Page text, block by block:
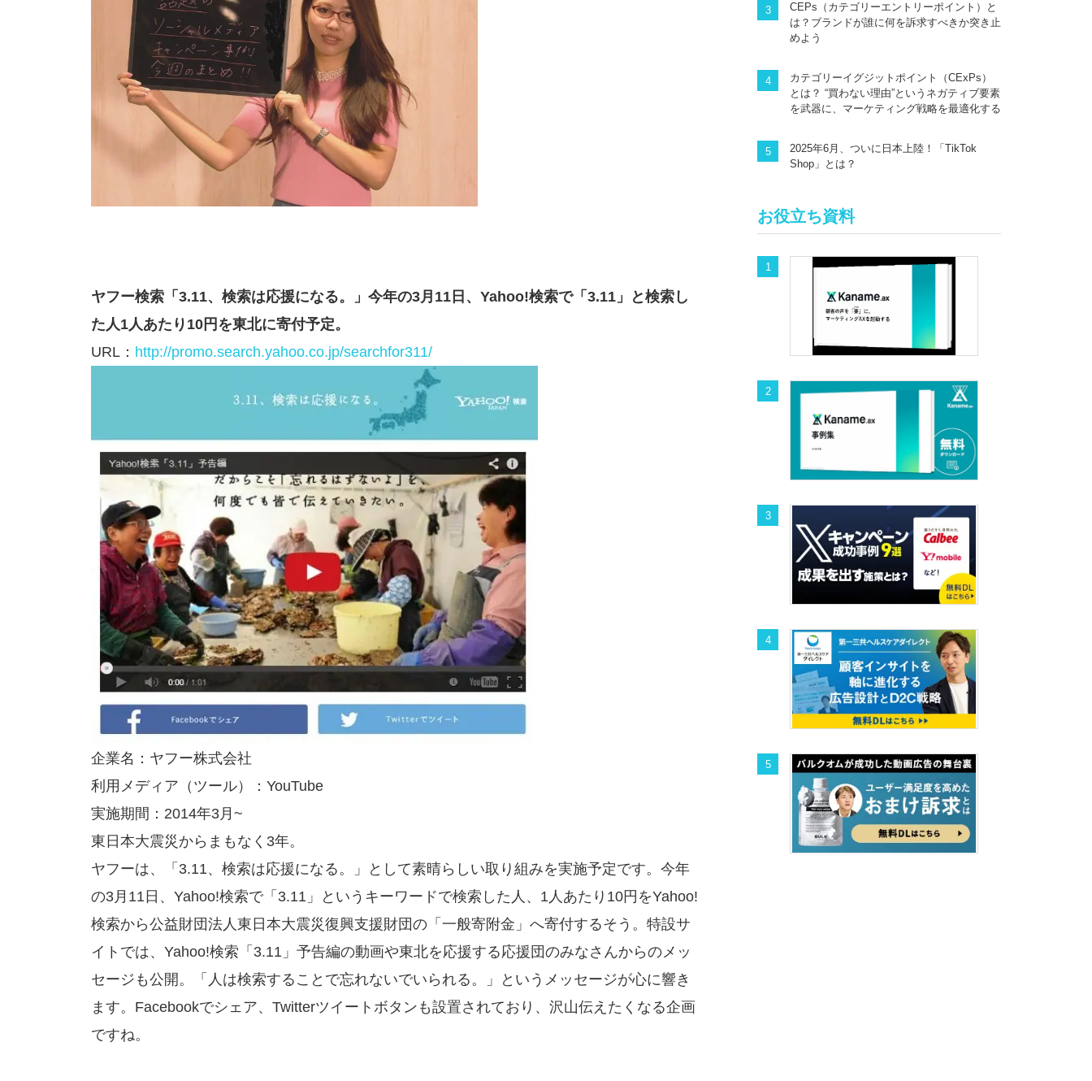
ヤフー検索「3.11、検索は応援になる。」今年の3月11日、Yahoo!検索で「3.11」と検索し
た人1人あたり10円を東北に寄付予定。
URL： http://promo.search.yahoo.co.jp/searchfor311/
企業名：ヤフー株式会社
利用メディア（ツール）：YouTube
実施期間：2014年3月~
東日本大震災からまもなく3年。
ヤフーは、「3.11、検索は応援になる。」として素晴らしい取り組みを実施予定です。今年
の3月11日、Yahoo!検索で「3.11」というキーワードで検索した人、1人あたり10円をYahoo!
検索から公益財団法人東日本大震災復興支援財団の「一般寄附金」へ寄付するそう。特設サ
イトでは、Yahoo!検索「3.11」予告編の動画や東北を応援する応援団のみなさんからのメッ
セージも公開。「人は検索することで忘れないでいられる。」というメッセージが心に響き
ます。Facebookでシェア、Twitterツイートボタンも設置されており、沢山伝えたくなる企画
ですね。
CEPs（カテゴリーエントリーポイント）と
は？ブランドが誰に何を訴求すべきか突き止
めよう
カテゴリーイグジットポイント（CExPs）
とは？ “買わない理由”というネガティブ要素
を武器に、マーケティング戦略を最適化する
2025年6月、ついに日本上陸！「TikTok
Shop」とは？
お役立ち資料